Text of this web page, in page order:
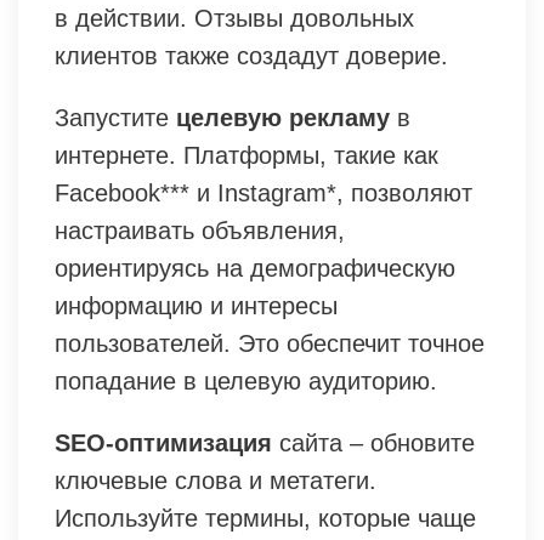
в действии. Отзывы довольных
клиентов также создадут доверие.
Запустите целевую рекламу в
интернете. Платформы, такие как
Facebook*** и Instagram*, позволяют
настраивать объявления,
ориентируясь на демографическую
информацию и интересы
пользователей. Это обеспечит точное
попадание в целевую аудиторию.
SEO-оптимизация сайта – обновите
ключевые слова и метатеги.
Используйте термины, которые чаще